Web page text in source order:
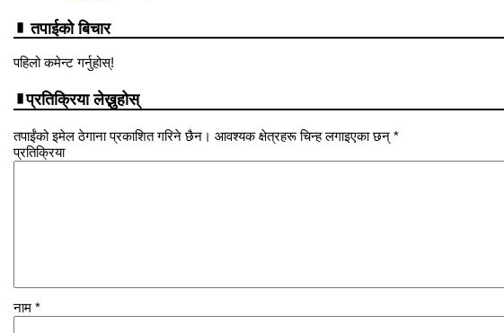
तपाईको बिचार
पहिलो कमेन्ट गर्नुहोस्!
प्रतिक्रिया लेख्नुहोस्
तपाईंको इमेल ठेगाना प्रकाशित गरिने छैन। आवश्यक क्षेत्रहरू चिन्ह लगाइएका छन् *
प्रतिक्रिया
नाम *